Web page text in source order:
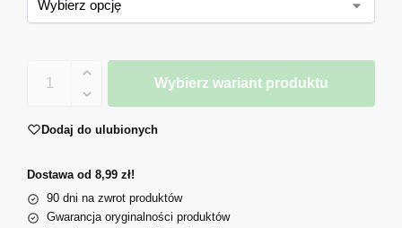
Wybierz wariant produktu
Dodaj do ulubionych
Dostawa od 8,99 zł!
90 dni na zwrot produktów
Gwarancja oryginalności produktów